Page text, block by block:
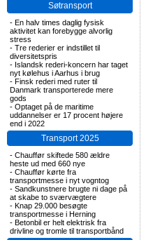
Søtransport
- En halv times daglig fysisk
aktivitet kan forebygge alvorlig
stress
- Tre rederier er indstillet til
diversitetspris
- Islandsk rederi-koncern har taget
nyt kølehus i Aarhus i brug
- Finsk rederi med ruter til
Danmark transporterede mere
gods
- Optaget på de maritime
uddannelser er 17 procent højere
end i 2022
Transport 2025
- Chauffør skiftede 580 ældre
heste ud med 660 nye
- Chauffør kørte fra
transportmesse i nyt vogntog
- Sandkunstnere brugte ni dage på
at skabe to sværvægtere
- Knap 29.000 besøgte
transportmesse i Herning
- Betonbil er helt elektrisk fra
drivline og tromle til transportbånd